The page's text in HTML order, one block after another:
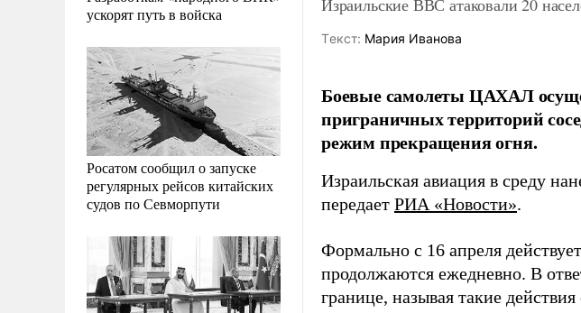
ускорят путь в войска
Росатом сообщил о запуске
регулярных рейсов китайских
судов по Севморпути
Израильские ВВС атаковали 20
Tекст: Мария Иванова
Боевые самолеты ЦАХАЛ
приграничных территорий
режим прекращения огня.
Израильская авиация в среду
передает РИА «Новости».
Формально с 16 апреля
продолжаются ежедневно. В
границе, называя такие